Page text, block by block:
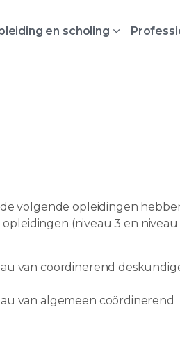
en scholing
volgende opleidingen
(niveau 3 en
van coördinerend
van algemeen coördinerend